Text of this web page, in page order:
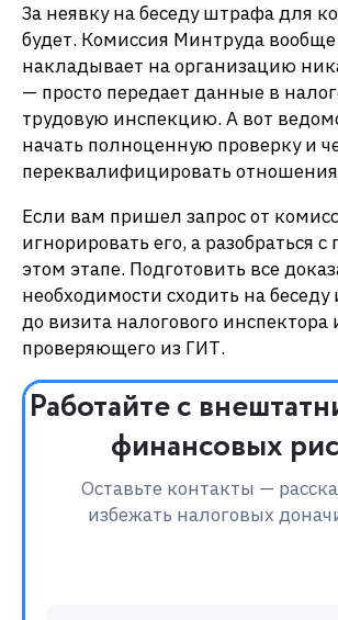
За неявку на беседу штрафа для
будет. Комиссия Минтруда
накладывает на организацию
— просто передает данные в
трудовую инспекцию. А вот
начать полноценную проверку и
переквалифицировать
Если вам пришел запрос от
игнорировать его, а разобраться
этом этапе. Подготовить все
необходимости сходить на
до визита налогового инспектора
проверяющего из ГИТ.